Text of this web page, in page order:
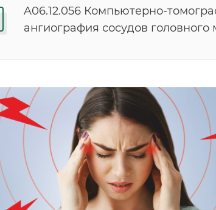
A06.12.056 Компьютерно-
ангиография сосудов головного